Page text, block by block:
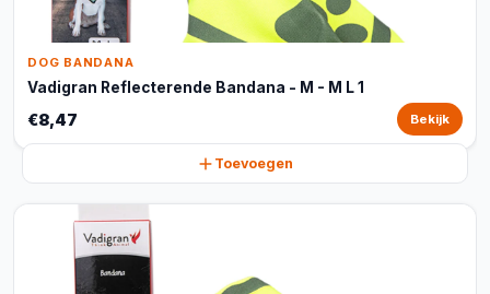
DOG BANDANA
Vadigran Reflecterende Bandana - M - M L 1
€8,47 Bekijk
Toevoegen